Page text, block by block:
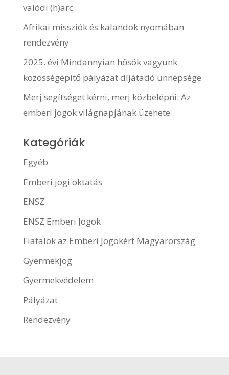
valódi (h)arc
Afrikai missziók és kalandok nyomában
rendezvény
2025. évi Mindannyian hősök vagyunk
közösségépítő pályázat díjátadó ünnepsége
Merj segítséget kérni, merj közbelépni: Az
emberi jogok világnapjának üzenete
Kategóriák
Egyéb
Emberi jogi oktatás
ENSZ
ENSZ Emberi Jogok
Fiatalok az Emberi Jogokért Magyarország
Gyermekjog
Gyermekvédelem
Pályázat
Rendezvény